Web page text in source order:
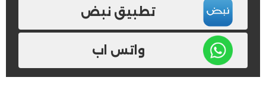
تطبيق نبض
واتس اب